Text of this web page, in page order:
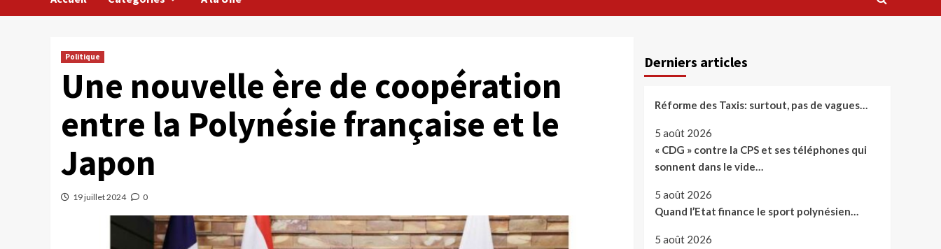
Politique
Une nouvelle ère de coopération
entre la Polynésie française et le
Japon
19 juillet 2024 0
Derniers articles
Réforme des Taxis: surtout, pas de vagues…
5 août 2026
« CDG » contre la CPS et ses téléphones qui
sonnent dans le vide…
5 août 2026
Quand l’Etat finance le sport polynésien…
5 août 2026